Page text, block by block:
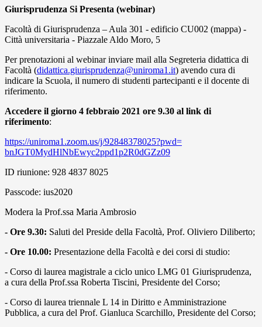
Giurisprudenza Si Presenta (webinar)
Facoltà di Giurisprudenza – Aula 301 - edificio CU002 (mappa) -
Città universitaria - Piazzale Aldo Moro, 5
Per prenotazioni al webinar inviare mail alla Segreteria didattica di
Facoltà (didattica.giurisprudenza@uniroma1.it) avendo cura di
indicare la Scuola, il numero di studenti partecipanti e il docente di
riferimento.
Accedere il giorno 4 febbraio 2021 ore 9.30 al link di
riferimento:
https://uniroma1.zoom.us/j/92848378025?pwd=
bnJGT0MydHlNbEwyc2ppd1p2R0dGZz09
ID riunione: 928 4837 8025
Passcode: ius2020
Modera la Prof.ssa Maria Ambrosio
- Ore 9.30: Saluti del Preside della Facoltà, Prof. Oliviero Diliberto;
- Ore 10.00: Presentazione della Facoltà e dei corsi di studio:
- Corso di laurea magistrale a ciclo unico LMG 01 Giurisprudenza,
a cura della Prof.ssa Roberta Tiscini, Presidente del Corso;
- Corso di laurea triennale L 14 in Diritto e Amministrazione
Pubblica, a cura del Prof. Gianluca Scarchillo, Presidente del Corso;